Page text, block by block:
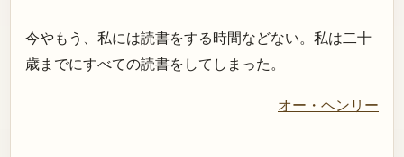
今やもう、私には読書をする時間などない。私は二十
歳までにすべての読書をしてしまった。
オー・ヘンリー